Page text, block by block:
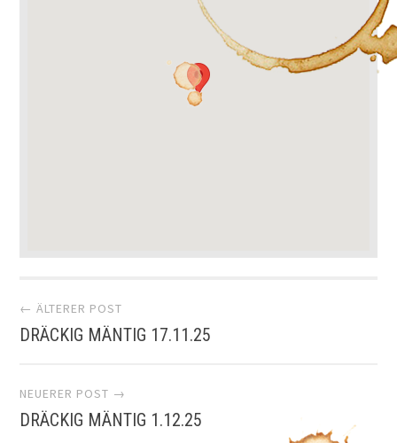
Artikel-
Navigation
← ÄLTERER POST
DRÄCKIG MÄNTIG 17.11.25
NEUERER POST →
DRÄCKIG MÄNTIG 1.12.25